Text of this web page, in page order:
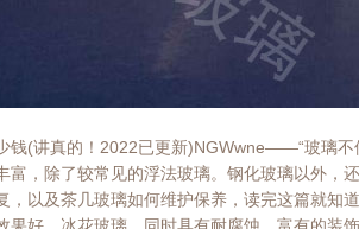
钱(讲真的！2022已更新)NGWwne——“玻璃
富，除了较常见的浮法玻璃。钢化玻璃以外，
，以及茶几玻璃如何维护保养，读完这篇就知